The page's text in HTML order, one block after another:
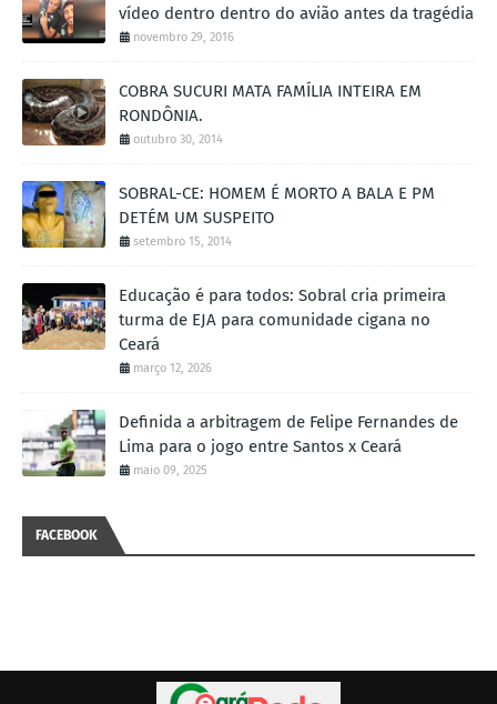
vídeo dentro dentro do avião antes da tragédia
novembro 29, 2016
COBRA SUCURI MATA FAMÍLIA INTEIRA EM
RONDÔNIA.
outubro 30, 2014
SOBRAL-CE: HOMEM É MORTO A BALA E PM
DETÉM UM SUSPEITO
setembro 15, 2014
Educação é para todos: Sobral cria primeira
turma de EJA para comunidade cigana no
Ceará
março 12, 2026
Definida a arbitragem de Felipe Fernandes de
Lima para o jogo entre Santos x Ceará
maio 09, 2025
FACEBOOK